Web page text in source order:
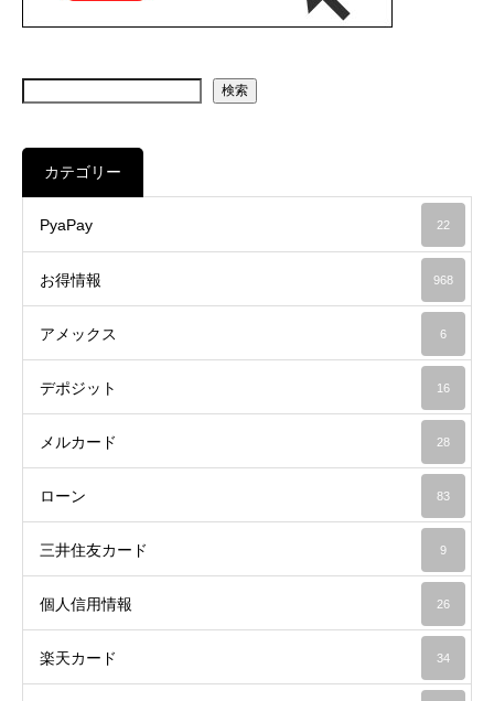
検索
カテゴリー
PyaPay 22
お得情報 968
アメックス 6
デポジット 16
メルカード 28
ローン 83
三井住友カード 9
個人信用情報 26
楽天カード 34